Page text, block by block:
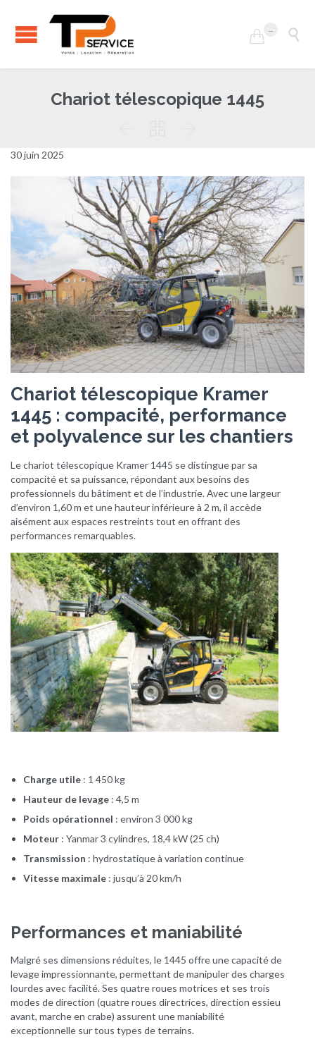
 
Chariot télescopique 1445
30 juin 2025
Chariot télescopique Kramer
1445 : compacité, performance
et polyvalence sur les chantiers
Le chariot télescopique Kramer 1445 se distingue par sa
compacité et sa puissance, répondant aux besoins des
professionnels du bâtiment et de l’industrie.Avec une largeur
d’environ 1,60 m et une hauteur inférieure à 2 m, il accède
aisément aux espaces restreints tout en offrant des
performances remarquables.
Charge utile : 1 450 kg
Hauteur de levage :4,5 m
Poids opérationnel :environ 3 000 kg
Moteur :Yanmar 3 cylindres, 18,4 kW (25 ch)
Transmission :hydrostatique à variation continue
Vitesse maximale :jusqu’à 20 km/h
Performances et maniabilité
Malgré ses dimensions réduites, le 1445 offre une capacité de
levage impressionnante, permettant de manipuler des charges
lourdes avec facilité.Ses quatre roues motrices et ses trois
modes de direction (quatre roues directrices, direction essieu
avant, marche en crabe) assurent une maniabilité
exceptionnelle sur tous types de terrains.